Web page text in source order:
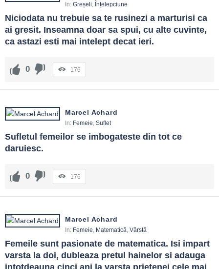
In: Greșeli Înțelepciune
Niciodata nu trebuie sa te rusinezi a marturisi ca
ai gresit. Inseamna doar sa spui, cu alte cuvinte,
ca astazi esti mai intelept decat ieri.
0 176
Marcel Achard
In: Femeie Suflet
Sufletul femeilor se imbogateste din tot ce
daruiesc.
0 176
Marcel Achard
In: Femeie Matematică Vârstă
Femeile sunt pasionate de matematica. Isi impart
varsta la doi, dubleaza pretul hainelor si adauga
intotdeauna cinci ani la varsta prietenei cele mai